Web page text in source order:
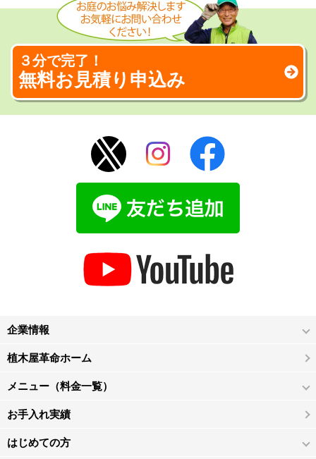
３分で完了！
無料お見積り申込み
企業情報
植木屋革命ホーム
メニュー（料金一覧）
お手入れ実績
はじめての方